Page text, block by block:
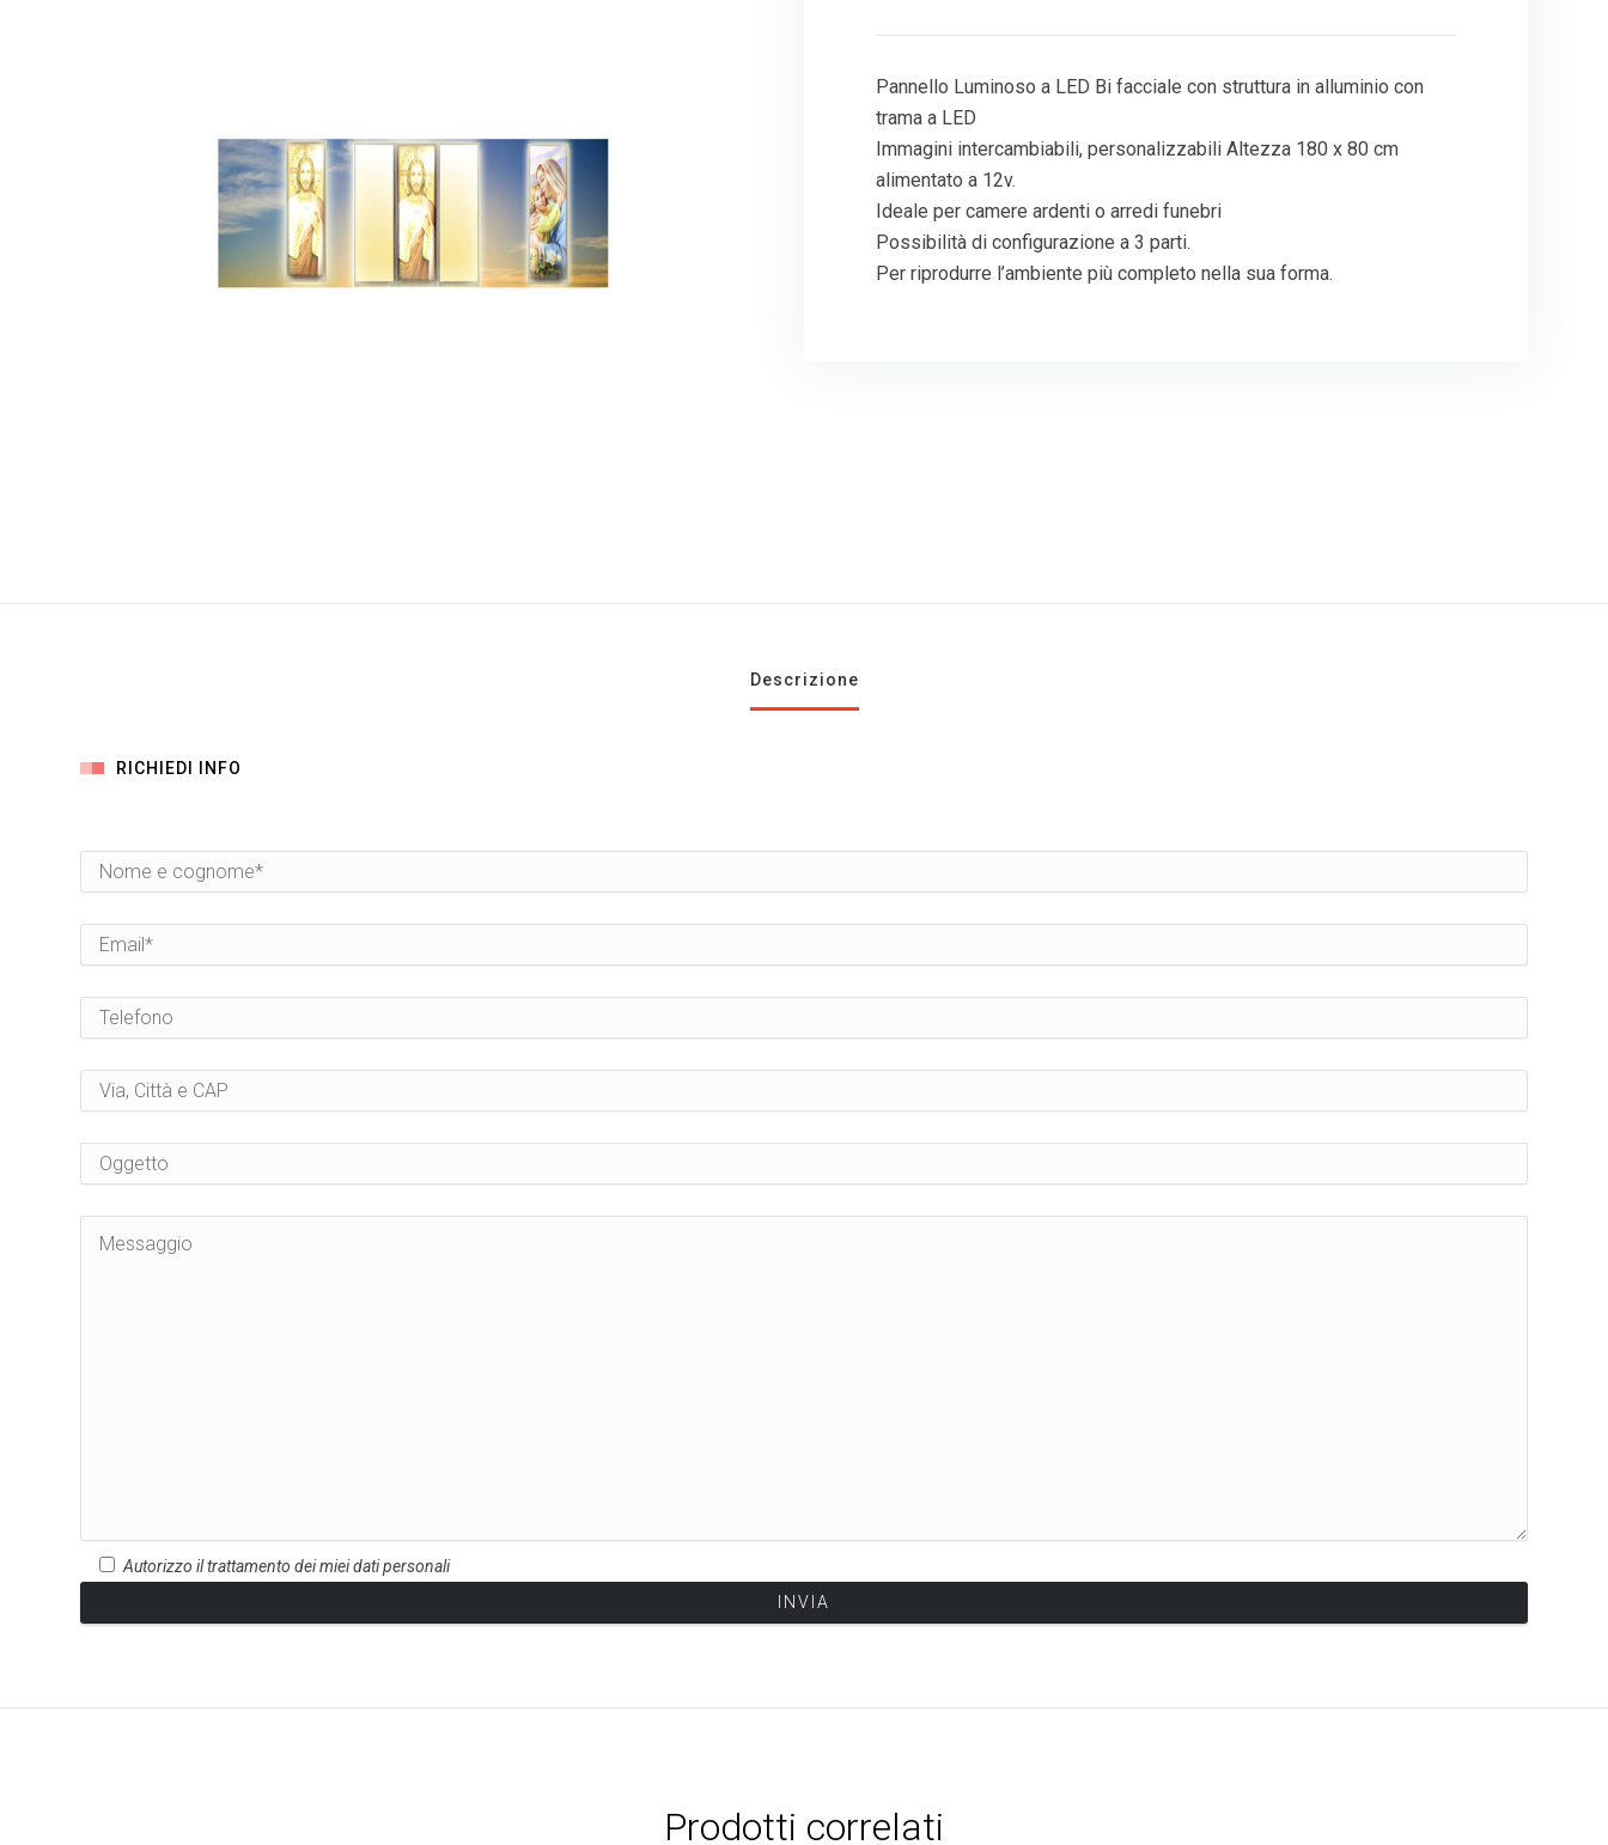
Pannello Luminoso a LED Bi facciale con struttura in alluminio con
trama a LED
Immagini intercambiabili, personalizzabili Altezza 180 x 80 cm
alimentato a 12v.
Ideale per camere ardenti o arredi funebri
Possibilità di configurazione a 3 parti.
Per riprodurre l’ambiente più completo nella sua forma.
Descrizione
RICHIEDI INFO
Autorizzo il trattamento dei miei dati personali
Prodotti correlati